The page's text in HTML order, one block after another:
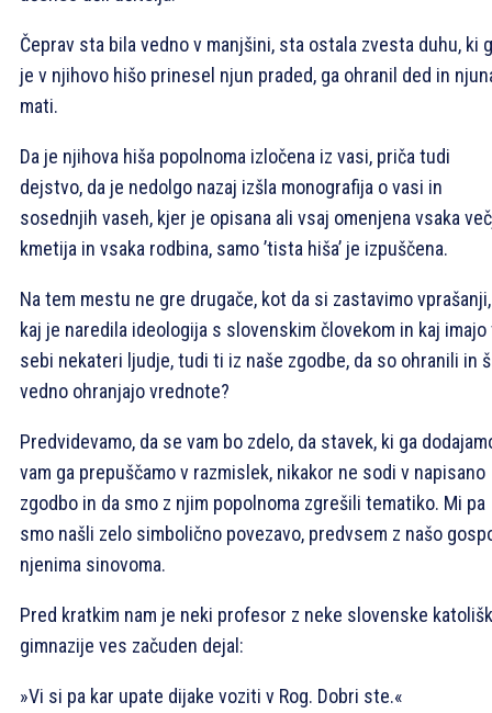
Čeprav sta bila vedno v manjšini, sta ostala zvesta duhu, ki
je v njihovo hišo prinesel njun praded, ga ohranil ded in
mati.
Da je njihova hiša popolnoma izločena iz vasi, priča tudi
dejstvo, da je nedolgo nazaj izšla monografija o vasi in
sosednjih vaseh, kjer je opisana ali vsaj omenjena vsaka
kmetija in vsaka rodbina, samo ’tista hiša’ je izpuščena.
Na tem mestu ne gre drugače, kot da si zastavimo vprašanji,
kaj je naredila ideologija s slovenskim človekom in kaj imajo
sebi nekateri ljudje, tudi ti iz naše zgodbe, da so ohranili in
vedno ohranjajo vrednote?
Predvidevamo, da se vam bo zdelo, da stavek, ki ga
vam ga prepuščamo v razmislek, nikakor ne sodi v napisano
zgodbo in da smo z njim popolnoma zgrešili tematiko. Mi pa
smo našli zelo simbolično povezavo, predvsem z našo
njenima sinovoma.
Pred kratkim nam je neki profesor z neke slovenske
gimnazije ves začuden dejal:
»Vi si pa kar upate dijake voziti v Rog. Dobri ste.«